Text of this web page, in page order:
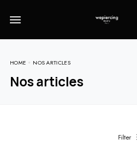
HOME NOS ARTICLES
Nos articles
Filter